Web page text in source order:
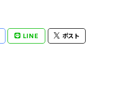
LINE ポスト